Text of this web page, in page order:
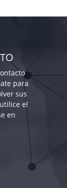
para
sus
el
en